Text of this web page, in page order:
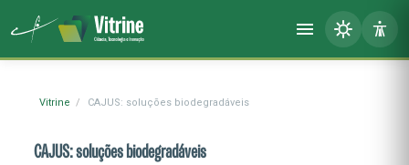
Vitrine CAJUS: soluções biodegradáveis
CAJUS: soluções biodegradáveis